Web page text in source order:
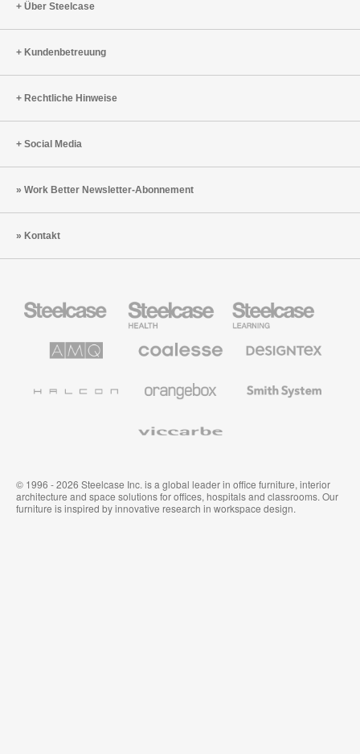
Über Steelcase
Kundenbetreuung
Rechtliche Hinweise
Social Media
Work Better Newsletter-Abonnement
Kontakt
Büromöbel
Health
Education
Möbel
Solutions
Büromöbel
Textilien
System
© 1996 - 2026 Steelcase Inc. is a global leader in office furniture, interior
architecture and space solutions for offices, hospitals and classrooms. Our
furniture is inspired by innovative research in workspace design.